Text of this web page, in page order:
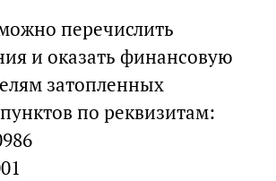
перечислить
и оказать финансовую
затопленных
по реквизитам: